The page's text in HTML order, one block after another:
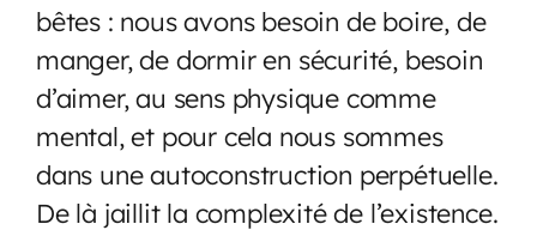
bêtes : nous avons besoin de boire, de
manger, de dormir en sécurité, besoin
d’aimer, au sens physique comme
mental, et pour cela nous sommes
dans une autoconstruction perpétuelle.
De là jaillit la complexité de l’existence.